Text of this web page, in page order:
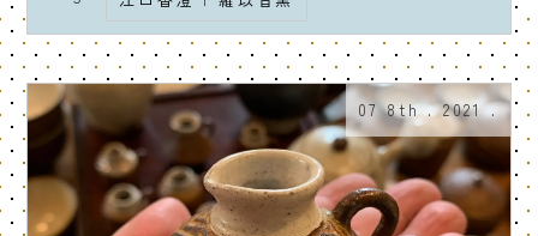
07 8th . 2021 .